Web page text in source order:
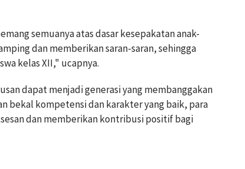
semuanya atas dasar kesepakatan anak-
dan memberikan saran-saran, sehingga
kelas XII," ucapnya.
dapat menjadi generasi yang membanggakan
bekal kompetensi dan karakter yang baik, para
dan memberikan kontribusi positif bagi